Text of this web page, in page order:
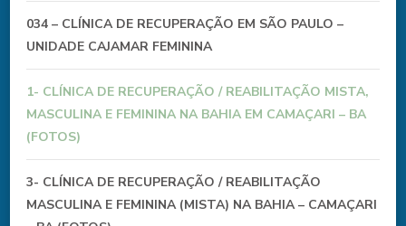
034 – CLÍNICA DE RECUPERAÇÃO EM SÃO PAULO –
UNIDADE CAJAMAR FEMININA
1- CLÍNICA DE RECUPERAÇÃO / REABILITAÇÃO MISTA,
MASCULINA E FEMININA NA BAHIA EM CAMAÇARI – BA
(FOTOS)
3- CLÍNICA DE RECUPERAÇÃO / REABILITAÇÃO
MASCULINA E FEMININA (MISTA) NA BAHIA – CAMAÇARI